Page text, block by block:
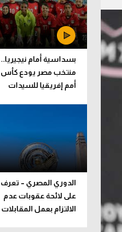
بسداسية أمام نيجيريا..
منتخب مصر يودع كأس
أمم إفريقيا للسيدات
الدوري المصري – تعرف
على لائحة عقوبات عدم
الالتزام بعمل المقابلات